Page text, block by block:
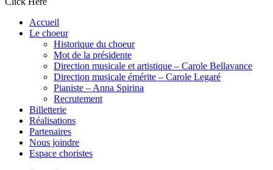
Accueil
Le choeur
Historique du choeur
Mot de la présidente
Direction musicale et artistique – Carole Bellavance
Direction musicale émérite – Carole Legaré
Pianiste – Anna Spirina
Recrutement
Billetterie
Réalisations
Partenaires
Nous joindre
Espace choristes